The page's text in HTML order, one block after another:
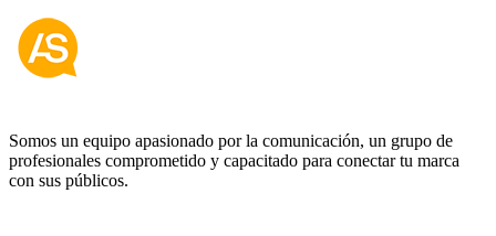
Somos un equipo apasionado por la comunicación, un grupo de
profesionales comprometido y capacitado para conectar tu marca
con sus públicos.